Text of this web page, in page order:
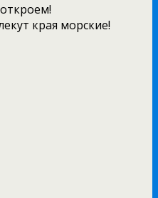
края морские!